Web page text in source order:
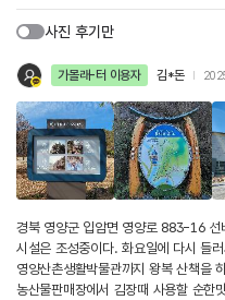
사진 후기만
가볼래-터 이용자 김*돈
경북 영양군 입암면 영양로 883-16 선
시설은 조성중이다. 화요일에 다시 들
영양산촌생활박물관까지 왕복 산책을
농산물판매장에서 김장때 사용할 순한